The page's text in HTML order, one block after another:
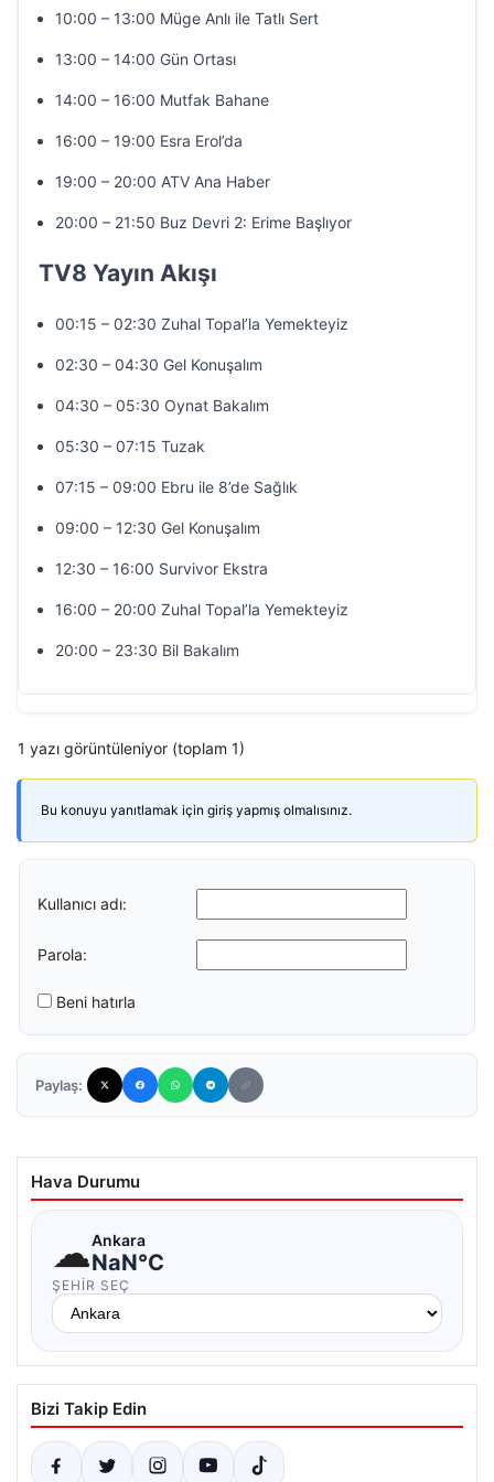
10:00 – 13:00 Müge Anlı ile Tatlı Sert
13:00 – 14:00 Gün Ortası
14:00 – 16:00 Mutfak Bahane
16:00 – 19:00 Esra Erol’da
19:00 – 20:00 ATV Ana Haber
20:00 – 21:50 Buz Devri 2: Erime Başlıyor
TV8 Yayın Akışı
00:15 – 02:30 Zuhal Topal’la Yemekteyiz
02:30 – 04:30 Gel Konuşalım
04:30 – 05:30 Oynat Bakalım
05:30 – 07:15 Tuzak
07:15 – 09:00 Ebru ile 8’de Sağlık
09:00 – 12:30 Gel Konuşalım
12:30 – 16:00 Survivor Ekstra
16:00 – 20:00 Zuhal Topal’la Yemekteyiz
20:00 – 23:30 Bil Bakalım
1 yazı görüntüleniyor (toplam 1)
Bu konuyu yanıtlamak için giriş yapmış olmalısınız.
Kullanıcı adı:
Parola:
Beni hatırla
Paylaş:
Hava Durumu
☁Ankara
NaN°C
ŞEHIR SEÇ
Bizi Takip Edin